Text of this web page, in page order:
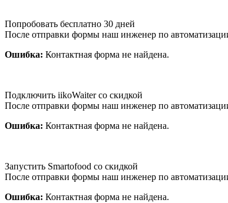
Попробовать бесплатно 30 дней
После отправки формы наш инженер по
Ошибка: Контактная форма не найдена.
Подключить iikoWaiter со скидкой
После отправки формы наш инженер по
Ошибка: Контактная форма не найдена.
Запустить Smartofood со скидкой
После отправки формы наш инженер по
Ошибка: Контактная форма не найдена.